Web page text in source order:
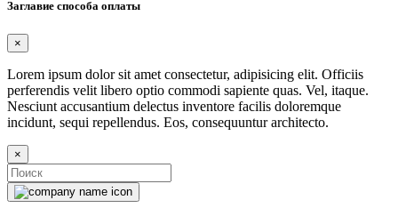
Заглавие способа оплаты
×
Lorem ipsum dolor sit amet consectetur, adipisicing elit. Officiis
perferendis velit libero optio commodi sapiente quas. Vel, itaque.
Nesciunt accusantium delectus inventore facilis doloremque
incidunt, sequi repellendus. Eos, consequuntur architecto.
×